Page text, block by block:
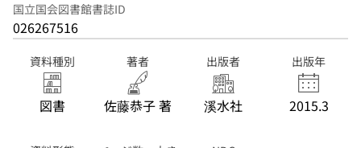
国立国会図書館書誌ID
026267516
資料種別
図書
著者
佐藤恭子 著
出版者
溪水社
出版年
2015.3